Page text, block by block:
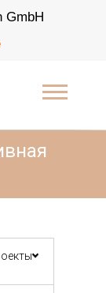
GmbH